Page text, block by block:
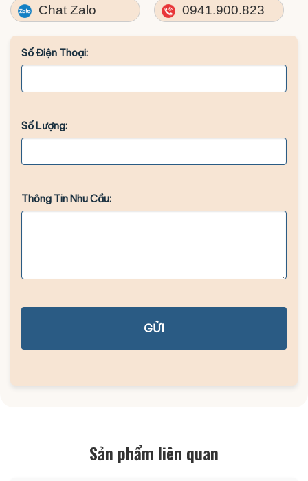
Chat Zalo 0941.900.823
Số Điện Thoại:
Số Lượng:
Thông Tin Nhu Cầu:
GỬI
Sản phẩm liên quan